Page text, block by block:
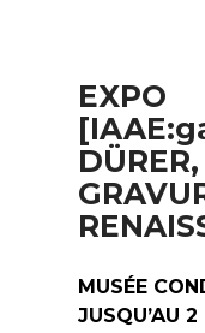
EXPO
DÜRER,
MUSÉE
JUSQU’AU